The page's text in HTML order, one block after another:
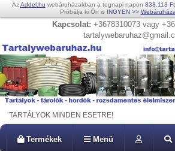
AzAddel.hu webáruházakban a tegnapi napon 838.113 Ft
Próbálja ki Ön is INGYEN >>
Kapcsolat: +3678310073 vagy
TARTÁLYOK MINDEN ESETRE!
Termékek Menü